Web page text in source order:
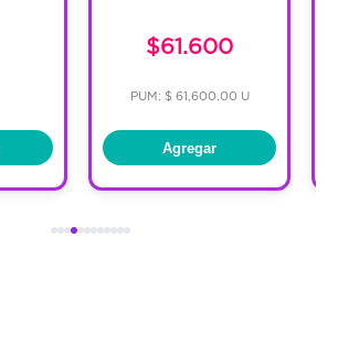
$61.600
PUM: $ 61,600.00 U
Agregar